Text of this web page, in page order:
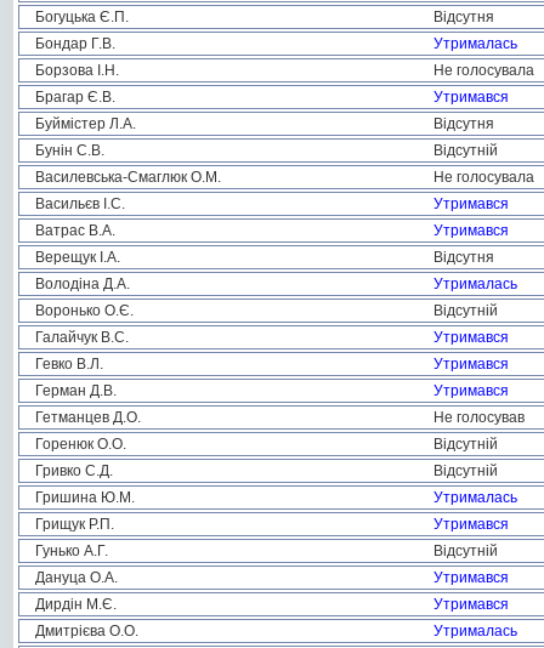
Богуцька Є.П.
Відсутня
Бондар Г.В.
Утрималась
Борзова І.Н.
Не голосувала
Брагар Є.В.
Утримався
Буймістер Л.А.
Відсутня
Бунін С.В.
Відсутній
Василевська-Смаглюк О.М.
Не голосувала
Васильєв І.С.
Утримався
Ватрас В.А.
Утримався
Верещук І.А.
Відсутня
Володіна Д.А.
Утрималась
Воронько О.Є.
Відсутній
Галайчук В.С.
Утримався
Гевко В.Л.
Утримався
Герман Д.В.
Утримався
Гетманцев Д.О.
Не голосував
Горенюк О.О.
Відсутній
Гривко С.Д.
Відсутній
Гришина Ю.М.
Утрималась
Грищук Р.П.
Утримався
Гунько А.Г.
Відсутній
Дануца О.А.
Утримався
Дирдін М.Є.
Утримався
Дмитрієва О.О.
Утрималась